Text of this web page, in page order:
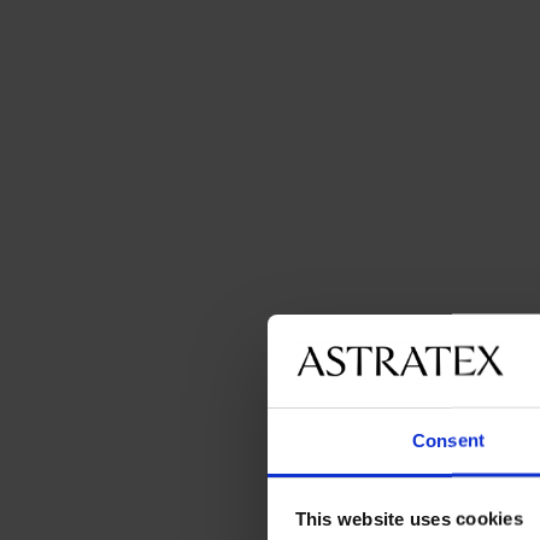
Consent
This website uses cookies